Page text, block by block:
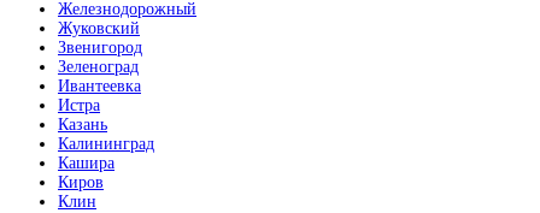
Железнодорожный
Жуковский
Звенигород
Зеленоград
Ивантеевка
Истра
Казань
Калининград
Кашира
Киров
Клин